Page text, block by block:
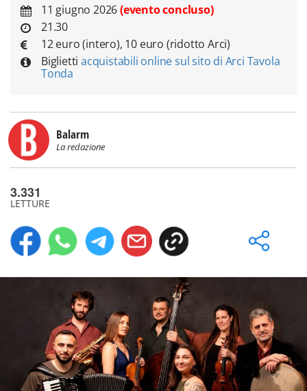
11 giugno 2026(evento concluso)
21.30
12 euro (intero), 10 euro (ridotto Arci)
Biglietti acquistabili online sul sito di Arci Tavola
Tonda
Balarm
La redazione
3.331
LETTURE